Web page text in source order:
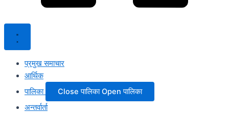
प्रमुख समाचार
आर्थिक
पालिका
Close पालिका Open पालिका
अन्तर्वार्ता